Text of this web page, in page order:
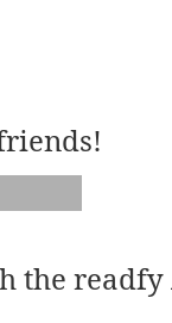
the readfy